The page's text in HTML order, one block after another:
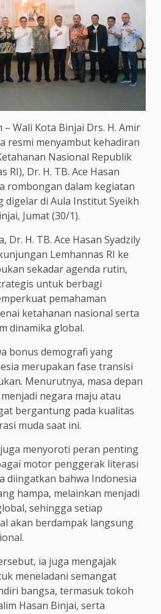
– Wali Kota Binjai Drs. H. Amir
resmi menyambut kehadiran
Nasional Republik
RI), Dr. H. TB. Ace Hasan
rombongan dalam kegiatan
digelar di Aula Institut Syeikh
Jumat (30/1).
Dr. H. TB. Ace Hasan Syadzily
Lemhannas RI ke
sekadar agenda rutin,
untuk berbagi
pemahaman
ketahanan nasional serta
dinamika global.
bonus demografi yang
merupakan fase transisi
Menurutnya, masa depan
negara maju atau
bergantung pada kualitas
muda saat ini.
juga menyoroti peran penting
motor penggerak literasi
diingatkan bahwa Indonesia
hampa, melainkan menjadi
sehingga setiap
akan berdampak langsung
ia juga mengajak
meneladani semangat
bangsa, termasuk tokoh
Hasan Binjai, serta